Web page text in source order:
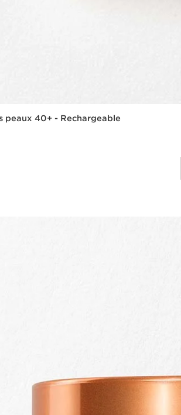
peaux 40+ - Rechargeable